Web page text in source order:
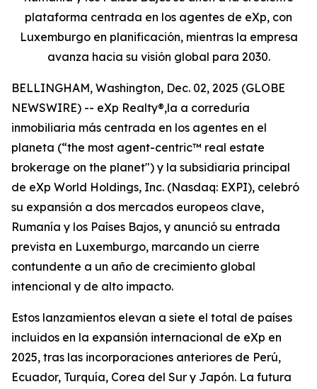
plataforma centrada en los agentes de eXp, con
Luxemburgo en planificación, mientras la empresa
avanza hacia su visión global para 2030.
BELLINGHAM, Washington, Dec. 02, 2025 (GLOBE
NEWSWIRE) -- eXp Realty®,la a correduría
inmobiliaria más centrada en los agentes en el
planeta (“the most agent-centric™ real estate
brokerage on the planet") y la subsidiaria principal
de eXp World Holdings, Inc. (Nasdaq: EXPI), celebró
su expansión a dos mercados europeos clave,
Rumanía y los Países Bajos, y anunció su entrada
prevista en Luxemburgo, marcando un cierre
contundente a un año de crecimiento global
intencional y de alto impacto.
Estos lanzamientos elevan a siete el total de países
incluidos en la expansión internacional de eXp en
2025, tras las incorporaciones anteriores de Perú,
Ecuador, Turquía, Corea del Sur y Japón. La futura